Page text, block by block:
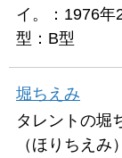
イ。：1976
型：B型
堀ちえみ
タレントの堀
（ほりちえ